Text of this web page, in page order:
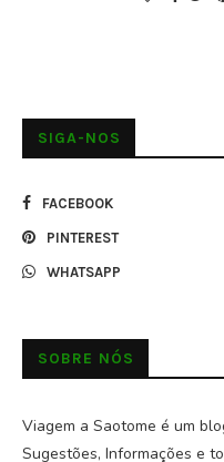
SIGA-NOS
FACEBOOK
PINTEREST
WHATSAPP
SOBRE NÓS
Viagem a Saotome é um
Sugestões, Informações e